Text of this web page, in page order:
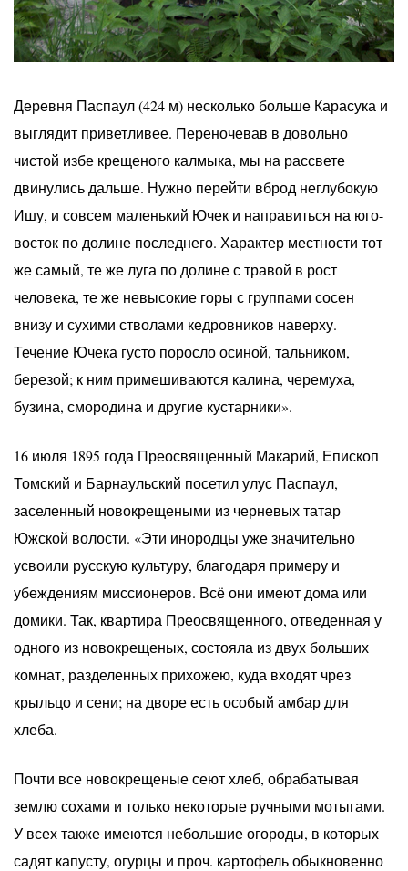
Деревня Паспаул (424 м) несколько больше Карасука и
выглядит приветливее. Переночевав в довольно
чистой избе крещеного калмыка, мы на рассвете
двинулись дальше. Нужно перейти вброд неглубокую
Ишу, и совсем маленький Ючек и направиться на юго-
восток по долине последнего. Характер местности тот
же самый, те же луга по долине с травой в рост
человека, те же невысокие горы с группами сосен
внизу и сухими стволами кедровников наверху.
Течение Ючека густо поросло осиной, тальником,
березой; к ним примешиваются калина, черемуха,
бузина, смородина и другие кустарники».
16 июля 1895 года Преосвященный Макарий, Епископ
Томский и Барнаульский посетил улус Паспаул,
заселенный новокрещеными из черневых татар
Южской волости. «Эти инородцы уже значительно
усвоили русскую культуру, благодаря примеру и
убеждениям миссионеров. Всё они имеют дома или
домики. Так, квартира Преосвященного, отведенная у
одного из новокрещеных, состояла из двух больших
комнат, разделенных прихожею, куда входят чрез
крыльцо и сени; на дворе есть особый амбар для
хлеба.
Почти все новокрещеные сеют хлеб, обрабатывая
землю сохами и только некоторые ручными мотыгами.
У всех также имеются небольшие огороды, в которых
садят капусту, огурцы и проч. картофель обыкновенно